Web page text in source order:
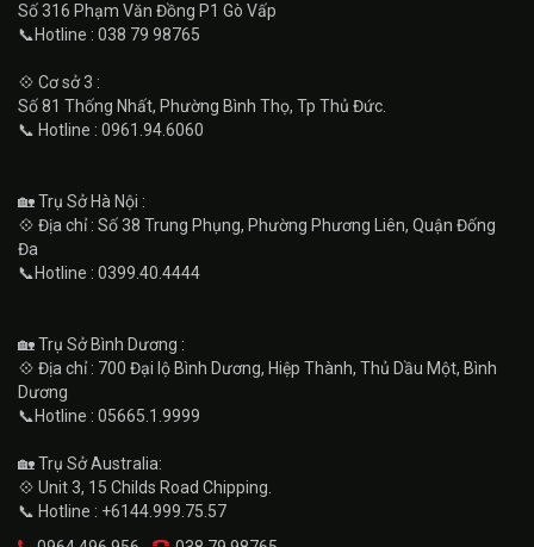
Số 316 Phạm Văn Đồng P1 Gò Vấp
📞Hotline : 038 79 98765
💠 Cơ sở 3 :
Số 81 Thống Nhất, Phường Bình Thọ, Tp Thủ Đức.
📞 Hotline : 0961.94.6060
🏡 Trụ Sở Hà Nội :
💠 Địa chỉ : Số 38 Trung Phụng, Phường Phương Liên, Quận Đống
Đa
📞Hotline : 0399.40.4444
🏡 Trụ Sở Bình Dương :
💠 Địa chỉ : 700 Đại lộ Bình Dương, Hiệp Thành, Thủ Dầu Một, Bình
Dương
📞Hotline : 05665.1.9999
🏡 Trụ Sở Australia:
💠 Unit 3, 15 Childs Road Chipping.
📞 Hotline : +6144.999.75.57